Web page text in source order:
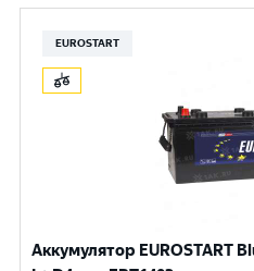
EUROSTART
Аккумулятор EUROSTART